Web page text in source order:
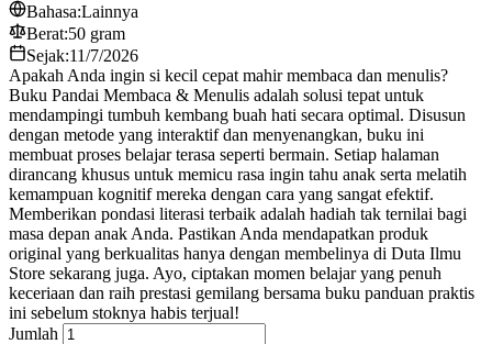
Bahasa:Lainnya
Berat:50 gram
Sejak:11/7/2026
Apakah Anda ingin si kecil cepat mahir membaca dan menulis?
Buku Pandai Membaca & Menulis adalah solusi tepat untuk
mendampingi tumbuh kembang buah hati secara optimal. Disusun
dengan metode yang interaktif dan menyenangkan, buku ini
membuat proses belajar terasa seperti bermain. Setiap halaman
dirancang khusus untuk memicu rasa ingin tahu anak serta melatih
kemampuan kognitif mereka dengan cara yang sangat efektif.
Memberikan pondasi literasi terbaik adalah hadiah tak ternilai bagi
masa depan anak Anda. Pastikan Anda mendapatkan produk
original yang berkualitas hanya dengan membelinya di Duta Ilmu
Store sekarang juga. Ayo, ciptakan momen belajar yang penuh
keceriaan dan raih prestasi gemilang bersama buku panduan praktis
ini sebelum stoknya habis terjual!
Jumlah